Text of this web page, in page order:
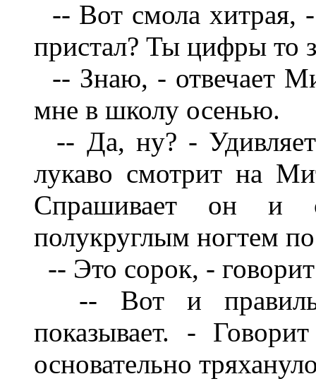
-- Вот смола хитрая,
пристал? Ты цифры то
-- Знаю, - отвечает
мне в школу осенью.
-- Да, ну? -
лукаво смотрит на
Спрашивает он и
полукруглым ногтем
-- Это сорок, -
-- Вот и
показывает. -
основательно